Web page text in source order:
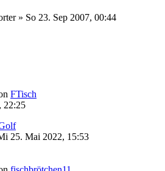
» So 23. Sep 2007, 00:44
FTisch
22:25
25. Mai 2022, 15:53